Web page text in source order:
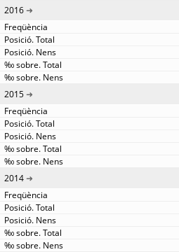
2016
2015
2014